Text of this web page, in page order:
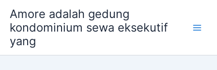
content
Amore adalah gedung
kondominium sewa eksekutif
yang